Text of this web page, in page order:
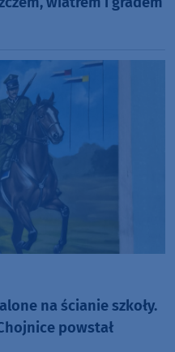
na ścianie szkoły.
powstał